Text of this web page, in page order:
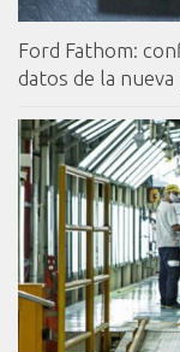
Ford Fathom:
datos de la